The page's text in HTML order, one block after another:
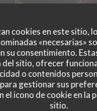
cookies en este sitio,
«necesarias»
su consentimiento.
del sitio, ofrecer
o contenidos
gestionar sus
el icono de cookie en
sitio.